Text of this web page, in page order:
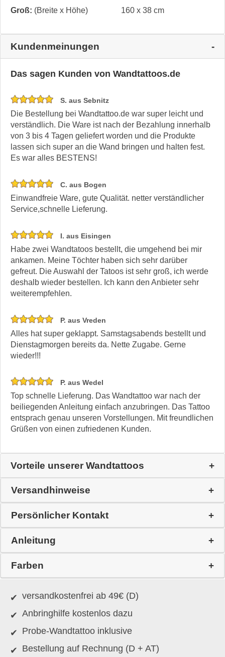
Groß: (Breite x Höhe) 160 x 38 cm
Kundenmeinungen
Das sagen Kunden von Wandtattoos.de
S. aus Sebnitz
Die Bestellung bei Wandtattoo.de war super leicht und
verständlich. Die Ware ist nach der Bezahlung innerhalb
von 3 bis 4 Tagen geliefert worden und die Produkte
lassen sich super an die Wand bringen und halten fest.
Es war alles BESTENS!
C. aus Bogen
Einwandfreie Ware, gute Qualität. netter verständlicher
Service,schnelle Lieferung.
I. aus Eisingen
Habe zwei Wandtatoos bestellt, die umgehend bei mir
ankamen. Meine Töchter haben sich sehr darüber
gefreut. Die Auswahl der Tatoos ist sehr groß, ich werde
deshalb wieder bestellen. Ich kann den Anbieter sehr
weiterempfehlen.
P. aus Vreden
Alles hat super geklappt. Samstagsabends bestellt und
Dienstagmorgen bereits da. Nette Zugabe. Gerne
wieder!!!
P. aus Wedel
Top schnelle Lieferung. Das Wandtattoo war nach der
beiliegenden Anleitung einfach anzubringen. Das Tattoo
entsprach genau unseren Vorstellungen. Mit freundlichen
Grüßen von einen zufriedenen Kunden.
Vorteile unserer Wandtattoos
Versandhinweise
Persönlicher Kontakt
Anleitung
Farben
versandkostenfrei ab 49€ (D)
Anbringhilfe kostenlos dazu
Probe-Wandtattoo inklusive
Bestellung auf Rechnung (D + AT)